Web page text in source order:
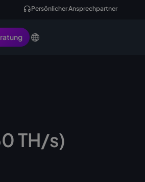
Persönlicher Ansprechpartner
TH/s)